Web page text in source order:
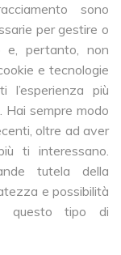
sono
per gestire o
e, pertanto, non
e tecnologie
più
sempre modo
oltre ad aver
ti interessano.
tutela della
e possibilità
questo tipo di